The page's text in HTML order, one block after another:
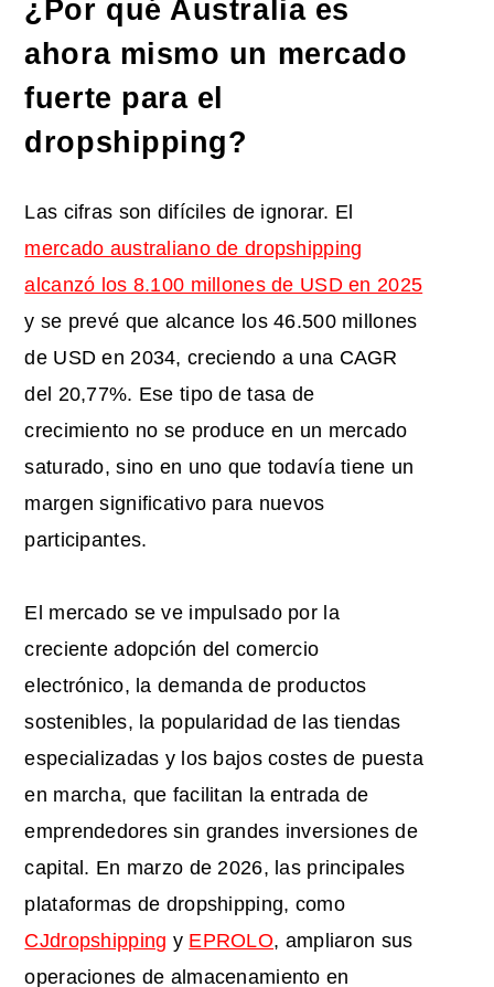
¿Por qué Australia es
ahora mismo un mercado
fuerte para el
dropshipping?
Las cifras son difíciles de ignorar. El
mercado australiano de dropshipping
alcanzó los 8.100 millones de USD en 2025
y se prevé que alcance los 46.500 millones
de USD en 2034, creciendo a una CAGR
del 20,77%. Ese tipo de tasa de
crecimiento no se produce en un mercado
saturado, sino en uno que todavía tiene un
margen significativo para nuevos
participantes.
El mercado se ve impulsado por la
creciente adopción del comercio
electrónico, la demanda de productos
sostenibles, la popularidad de las tiendas
especializadas y los bajos costes de puesta
en marcha, que facilitan la entrada de
emprendedores sin grandes inversiones de
capital. En marzo de 2026, las principales
plataformas de dropshipping, como
CJdropshipping y EPROLO, ampliaron sus
operaciones de almacenamiento en